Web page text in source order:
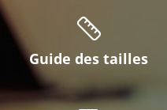
Guide des tailles